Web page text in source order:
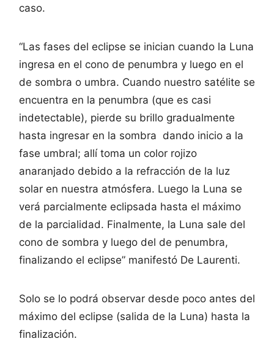
caso.
“Las fases del eclipse se inician cuando la Luna
ingresa en el cono de penumbra y luego en el
de sombra o umbra. Cuando nuestro satélite se
encuentra en la penumbra (que es casi
indetectable), pierde su brillo gradualmente
hasta ingresar en la sombra dando inicio a la
fase umbral; allí toma un color rojizo
anaranjado debido a la refracción de la luz
solar en nuestra atmósfera. Luego la Luna se
verá parcialmente eclipsada hasta el máximo
de la parcialidad. Finalmente, la Luna sale del
cono de sombra y luego del de penumbra,
finalizando el eclipse” manifestó De Laurenti.
Solo se lo podrá observar desde poco antes del
máximo del eclipse (salida de la Luna) hasta la
finalización.